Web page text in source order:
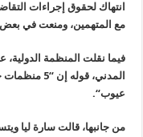
انتهاك لحقوق إجراءات
مع المتهمين، ومنعت في
فيما نقلت المنظمة
عيوب“.
من جانبها، قالت سارة ليا